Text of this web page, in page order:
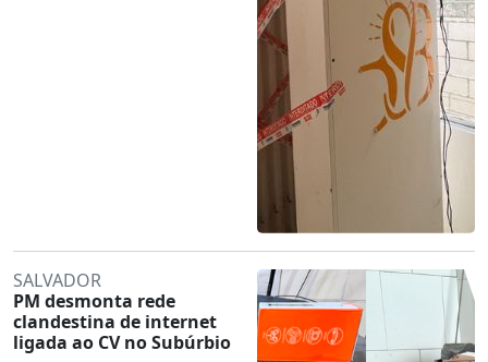
SALVADOR
PM desmonta rede
clandestina de internet
ligada ao CV no Subúrbio